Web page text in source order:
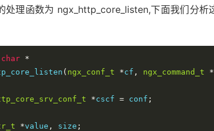
< port) {
处理函数为 ngx_http_core_listen,下面我们分析
char *
( ngx_conf_t *cf , ngx_command_t *
*cscf = conf ;
*value , size ;